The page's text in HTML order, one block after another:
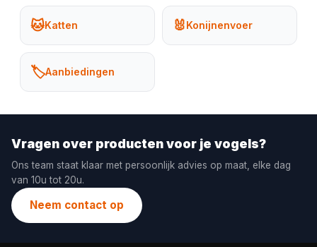
🐱Katten 🐰Konijnenvoer
🏷️Aanbiedingen
Vragen over producten voor je vogels?
Ons team staat klaar met persoonlijk advies op maat, elke dag
van 10u tot 20u.
Neem contact op